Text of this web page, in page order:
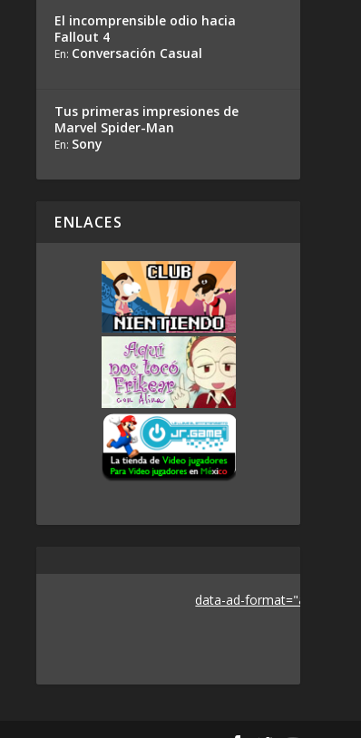
El incomprensible odio hacia
Fallout 4
En: Conversación Casual
Tus primeras impresiones de
Marvel Spider-Man
En: Sony
ENLACES
data-ad-format="auto">